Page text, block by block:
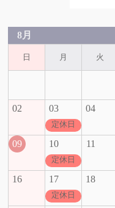
8月
日 月 火
02 03
定休日
04
09 10
定休日
11
16 17
定休日
18